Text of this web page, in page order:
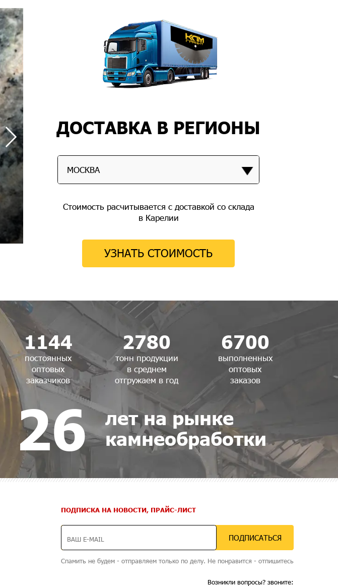
НЕВЕРОВСКИЙ
Неверовский — это камень, обладающий уникальными свойствами и
высокой прочностью. Изделия из него выглядят элегантно и
ПОДРОБНЕЕ
ДОСТАВКА В РЕГИОНЫ
МОСКВА
Стоимость расчитывается с доставкой со склада
в Карелии
УЗНАТЬ СТОИМОСТЬ
1144
постоянных
оптовых
заказчиков
2780
тонн продукции
в среднем
отгружаем в год
6700
выполненных
оптовых
заказов
26
лет на рынке
камнеобработки
ПОДПИСКА НА НОВОСТИ, ПРАЙС-ЛИСТ
ПОДПИСАТЬСЯ
Спамить не будем - отправляем только по делу. Не понравится - отпишитесь
Возникли вопросы? звоните: